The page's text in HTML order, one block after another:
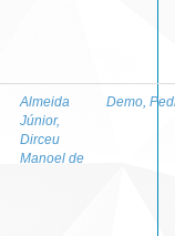
Almeida
Júnior,
Dirceu
Manoel de
Demo,